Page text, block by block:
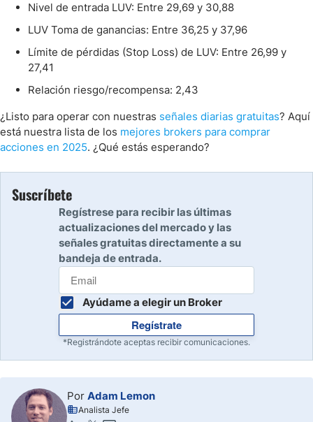
Nivel de entrada LUV: Entre 29,69 y 30,88
LUV Toma de ganancias: Entre 36,25 y 37,96
Límite de pérdidas (Stop Loss) de LUV: Entre 26,99 y
27,41
Relación riesgo/recompensa: 2,43
¿Listo para operar con nuestras señales diarias gratuitas? Aquí
está nuestra lista de los mejores brokers para comprar
acciones en 2025. ¿Qué estás esperando?
Suscríbete
Regístrese para recibir las últimas
actualizaciones del mercado y las
señales gratuitas directamente a su
bandeja de entrada.
Ayúdame a elegir un Broker
Regístrate
*Registrándote aceptas recibir comunicaciones.
Por Adam Lemon
Analista Jefe